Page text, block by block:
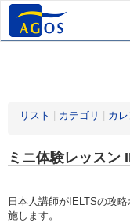
リスト カテゴリ カ
ミニ体験レッスン
日本人講師がIELTSの攻
施します。